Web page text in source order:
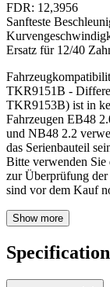
FDR: 12,3956
Sanfteste
Ersatz für 12/40
TKR9151B -
TKR9153B) ist in
Fahrzeugen EB48
und NB48 2.2
das Serienbauteil
Bitte verwenden Sie
zur Überprüfung
sind vor dem Kauf
Show more